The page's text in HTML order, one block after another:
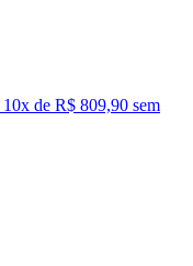
10x de R$ 809,90 sem